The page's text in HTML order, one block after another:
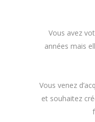
Vous avez
années mais
Vous venez
et souhaitez